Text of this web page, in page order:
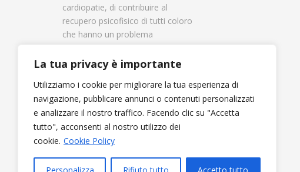
La tua privacy è importante
Utilizziamo i cookie per migliorare la tua esperienza di
navigazione, pubblicare annunci o contenuti personalizzati
e analizzare il nostro traffico. Facendo clic su "Accetta
tutto", acconsenti al nostro utilizzo dei
cookie. Cookie Policy
cardiopatie, di contribuire al
recupero psicofisico di tutti coloro
che hanno un problema
progresso delle strutture